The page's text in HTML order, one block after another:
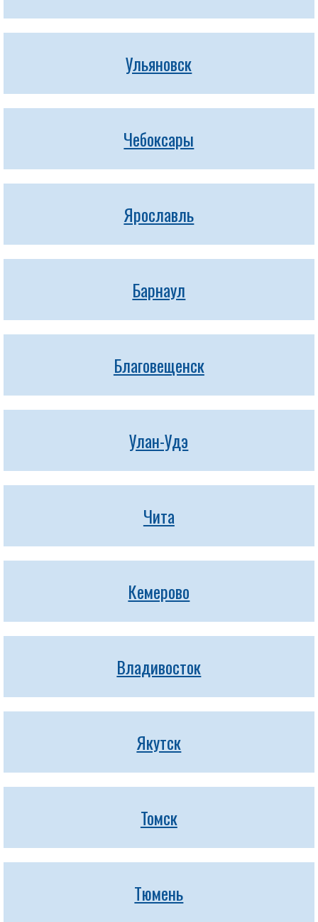
Ульяновск
Чебоксары
Ярославль
Барнаул
Благовещенск
Улан-Удэ
Чита
Кемерово
Владивосток
Якутск
Томск
Тюмень